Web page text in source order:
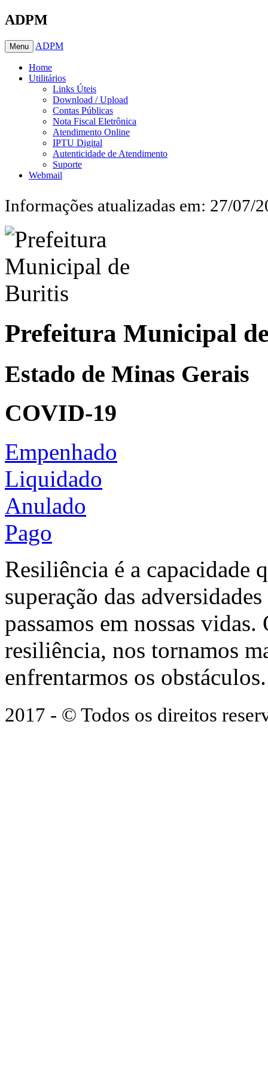
ADPM
Menu ADPM
Home
Utilitários
Links Úteis
Download / Upload
Contas Públicas
Nota Fiscal Eletrônica
Atendimento Online
IPTU Digital
Autenticidade de Atendimento
Suporte
Webmail
Informações atualizadas em: 27/07/
Prefeitura Municipal
Estado de Minas Gerais
COVID-19
Empenhado
Liquidado
Anulado
Pago
Resiliência é a capacidade
superação das
passamos em nossas
resiliência, nos tornamos
enfrentarmos os obstáculos.
2017 - © Todos os direitos